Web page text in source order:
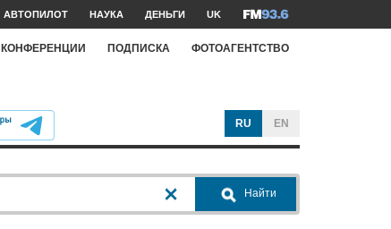
АВТОПИЛОТ НАУКА ДЕНЬГИ UK
КОНФЕРЕНЦИИ ПОДПИСКА ФОТОАГЕНТСТВО
RU EN
Найти